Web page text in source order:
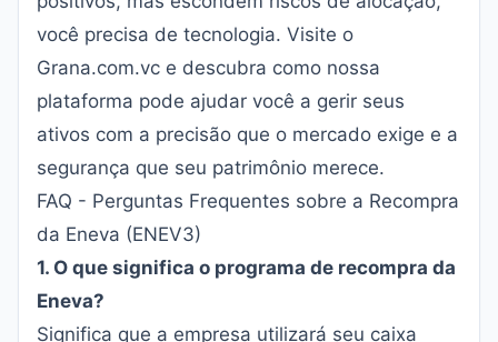
você precisa de tecnologia. Visite o
Grana.com.vc e descubra como nossa
plataforma pode ajudar você a gerir seus
ativos com a precisão que o mercado exige e a
segurança que seu patrimônio merece.
FAQ - Perguntas Frequentes sobre a Recompra
da Eneva (ENEV3)
1. O que significa o programa de recompra da
Eneva?
Significa que a empresa utilizará seu caixa